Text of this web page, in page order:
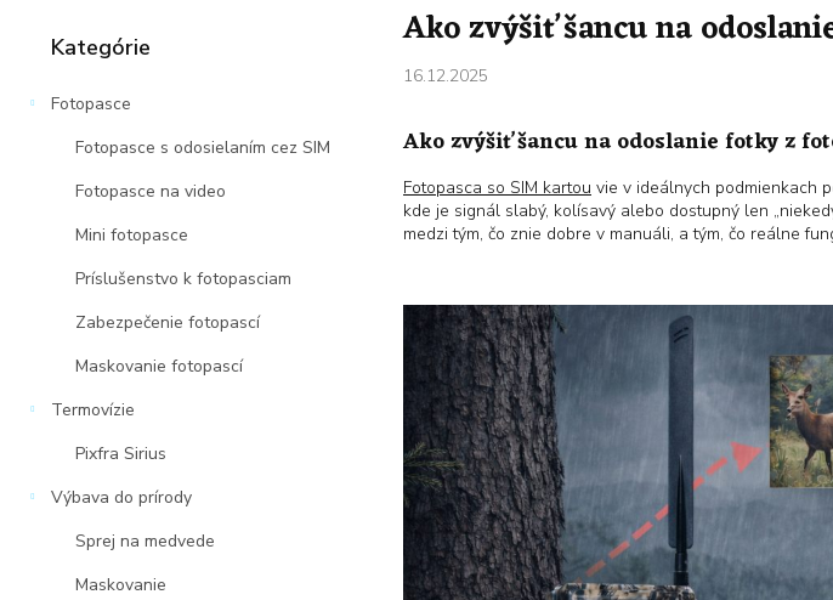
o
č
ý
kategórie
Kategórie
Fotopasce
Fotopasce s odosielaním cez SIM
Fotopasce na video
Mini fotopasce
Príslušenstvo k fotopasciam
Zabezpečenie fotopascí
Maskovanie fotopascí
Termovízie
Pixfra Sirius
Výbava do prírody
Sprej na medvede
Maskovanie
Ako zvýšiť šancu na
16.12.2025
Ako zvýšiť šancu na odoslanie fotky z
Fotopasca so SIM kartou vie v ideálnych podmienkach
kde je signál slabý, kolísavý alebo dostupný len
medzi tým, čo znie dobre v manuáli, a tým, čo reálne